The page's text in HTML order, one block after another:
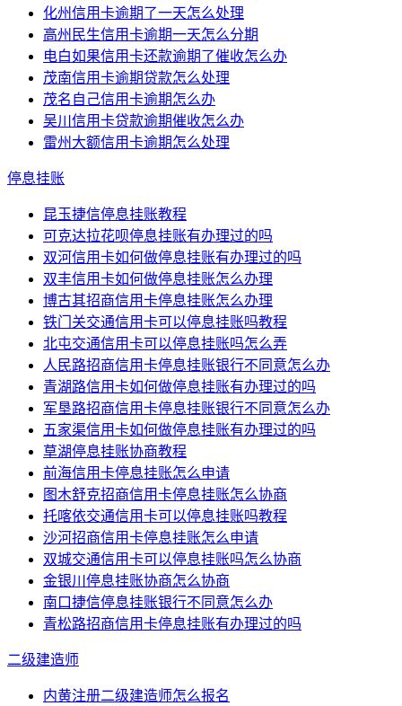
化州信用卡逾期了一天怎么处理
高州民生信用卡逾期一天怎么分期
电白如果信用卡还款逾期了催收怎么办
茂南信用卡逾期贷款怎么处理
茂名自己信用卡逾期怎么办
吴川信用卡贷款逾期催收怎么办
雷州大额信用卡逾期怎么处理
停息挂账
昆玉捷信停息挂账教程
可克达拉花呗停息挂账有办理过的吗
双河信用卡如何做停息挂账有办理过的吗
双丰信用卡如何做停息挂账怎么办理
博古其招商信用卡停息挂账怎么办理
铁门关交通信用卡可以停息挂账吗教程
北屯交通信用卡可以停息挂账吗怎么弄
人民路招商信用卡停息挂账银行不同意怎么办
青湖路信用卡如何做停息挂账有办理过的吗
军垦路招商信用卡停息挂账银行不同意怎么办
五家渠信用卡如何做停息挂账有办理过的吗
草湖停息挂账协商教程
前海信用卡停息挂账怎么申请
图木舒克招商信用卡停息挂账怎么协商
托喀依交通信用卡可以停息挂账吗教程
沙河招商信用卡停息挂账怎么申请
双城交通信用卡可以停息挂账吗怎么协商
金银川停息挂账协商怎么协商
南口捷信停息挂账银行不同意怎么办
青松路招商信用卡停息挂账有办理过的吗
二级建造师
内黄注册二级建造师怎么报名